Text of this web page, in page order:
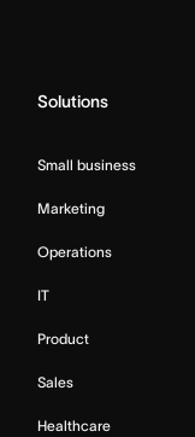
Solutions
Small business
Marketing
Operations
IT
Product
Sales
Healthcare